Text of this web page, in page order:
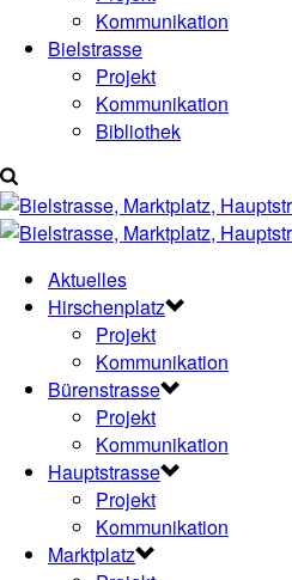
Kommunikation
Bielstrasse
Projekt
Kommunikation
Bibliothek
Aktuelles
Hirschenplatz
Projekt
Kommunikation
Bürenstrasse
Projekt
Kommunikation
Hauptstrasse
Projekt
Kommunikation
Marktplatz